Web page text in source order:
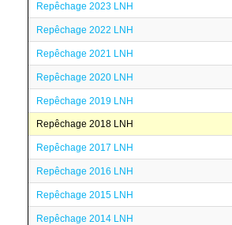
Repêchage 2023 LNH
Repêchage 2022 LNH
Repêchage 2021 LNH
Repêchage 2020 LNH
Repêchage 2019 LNH
Repêchage 2018 LNH
Repêchage 2017 LNH
Repêchage 2016 LNH
Repêchage 2015 LNH
Repêchage 2014 LNH